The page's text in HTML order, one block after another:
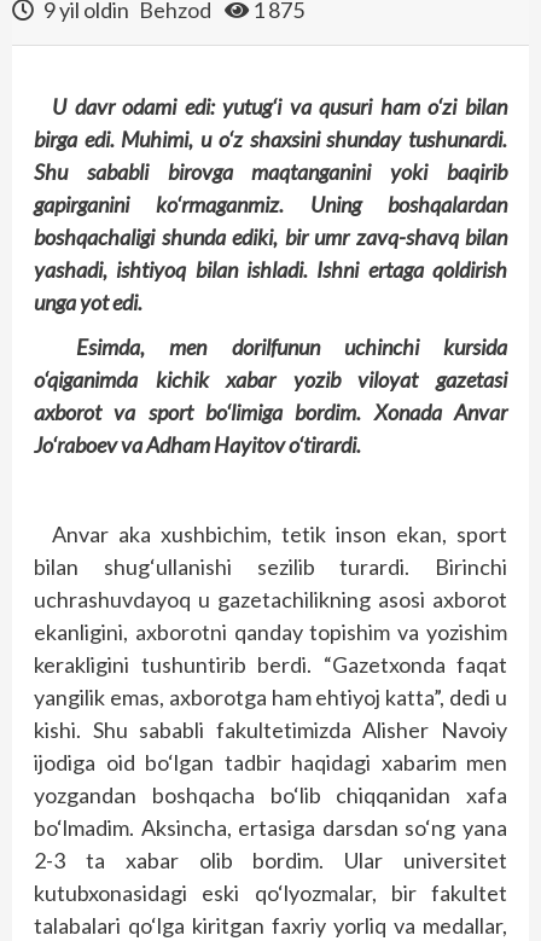
9 yil oldin Behzod 1 875
U davr odami edi: yutug‘i va qusuri ham o‘zi bilan
birga edi. Muhimi, u o‘z shaxsini shunday tushunardi.
Shu sababli birovga maqtanganini yoki baqirib
gapirganini ko‘rmaganmiz. Uning boshqalardan
boshqachaligi shunda ediki, bir umr zavq-shavq bilan
yashadi, ishtiyoq bilan ishladi. Ishni ertaga qoldirish
unga yot edi.
Esimda, men dorilfunun uchinchi kursida
o‘qiganimda kichik xabar yozib viloyat gazetasi
axborot va sport bo‘limiga bordim. Xonada Anvar
Jo‘raboev va Adham Hayitov o‘tirardi.
Anvar aka xushbichim, tetik inson ekan, sport
bilan shug‘ullanishi sezilib turardi. Birinchi
uchrashuvdayoq u gazetachilikning asosi axborot
ekanligini, axborotni qanday topishim va yozishim
kerakligini tushuntirib berdi. “Gazetxonda faqat
yangilik emas, axborotga ham ehtiyoj katta”, dedi u
kishi. Shu sababli fakultetimizda Alisher Navoiy
ijodiga oid bo‘lgan tadbir haqidagi xabarim men
yozgandan boshqacha bo‘lib chiqqanidan xafa
bo‘lmadim. Aksincha, ertasiga darsdan so‘ng yana
2-3 ta xabar olib bordim. Ular universitet
kutubxonasidagi eski qo‘lyozmalar, bir fakultet
talabalari qo‘lga kiritgan faxriy yorliq va medallar,